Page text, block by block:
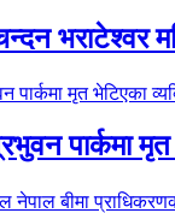
भराटेश्वर
पार्कमा